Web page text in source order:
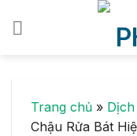
Trang chủ »
Chậu Rửa Bát